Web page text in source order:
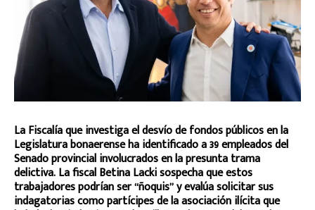
La Fiscalía que investiga el desvío de fondos públicos en la
Legislatura bonaerense ha identificado a 39 empleados del
Senado provincial involucrados en la presunta trama
delictiva. La fiscal Betina Lacki sospecha que estos
trabajadores podrían ser “ñoquis” y evalúa solicitar sus
indagatorias como partícipes de la asociación ilícita que